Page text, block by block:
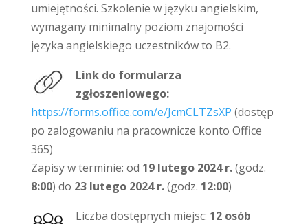
umiejętności. Szkolenie w języku angielskim,
wymagany minimalny poziom znajomości
języka angielskiego uczestników to B2.
Link do formularza
zgłoszeniowego:
https://forms.office.com/e/JcmCLTZsXP (dostęp
po zalogowaniu na pracownicze konto Office
365)
Zapisy w terminie: od 19 lutego 2024 r.(godz.
8:00) do 23 lutego 2024 r.(godz. 12:00)
Liczba dostępnych miejsc: 12 osób